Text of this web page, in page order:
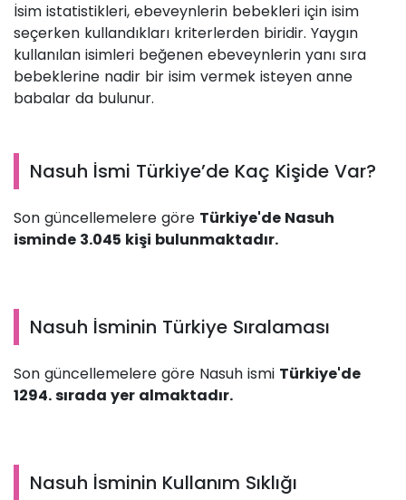
İsim istatistikleri, ebeveynlerin bebekleri için isim
seçerken kullandıkları kriterlerden biridir. Yaygın
kullanılan isimleri beğenen ebeveynlerin yanı sıra
bebeklerine nadir bir isim vermek isteyen anne
babalar da bulunur.
Nasuh İsmi Türkiye’de Kaç Kişide Var?
Son güncellemelere göre Türkiye'de Nasuh
isminde 3.045 kişi bulunmaktadır.
Nasuh İsminin Türkiye Sıralaması
Son güncellemelere göre Nasuh ismi Türkiye'de
1294. sırada yer almaktadır.
Nasuh İsminin Kullanım Sıklığı